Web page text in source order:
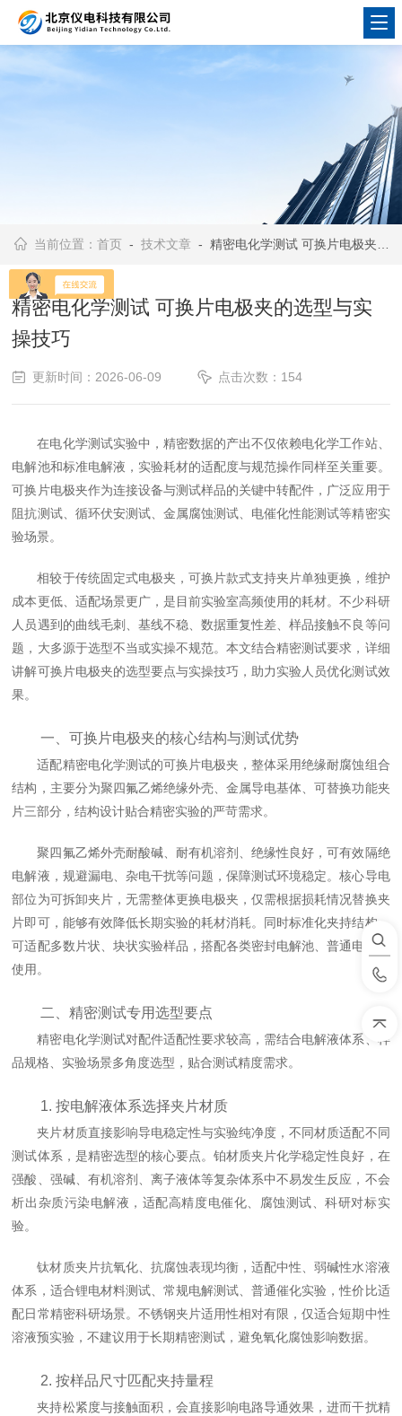
当前位置：首页 -技术文章 - 精密电化学测试 可换片电极夹的选型与实操技巧
精密电化学测试 可换片电极夹的选型与实
操技巧
更新时间：2026-06-09 点击次数：154
在电化学测试实验中，精密数据的产出不仅依赖电化学工作站、
电解池和标准电解液，实验耗材的适配度与规范操作同样至关重要。
可换片电极夹作为连接设备与测试样品的关键中转配件，广泛应用于
阻抗测试、循环伏安测试、金属腐蚀测试、电催化性能测试等精密实
验场景。
相较于传统固定式电极夹，可换片款式支持夹片单独更换，维护
成本更低、适配场景更广，是目前实验室高频使用的耗材。不少科研
人员遇到的曲线毛刺、基线不稳、数据重复性差、样品接触不良等问
题，大多源于选型不当或实操不规范。本文结合精密测试要求，详细
讲解可换片电极夹的选型要点与实操技巧，助力实验人员优化测试效
果。
一、可换片电极夹的核心结构与测试优势
适配精密电化学测试的可换片电极夹，整体采用绝缘耐腐蚀组合
结构，主要分为聚四氟乙烯绝缘外壳、金属导电基体、可替换功能夹
片三部分，结构设计贴合精密实验的严苛需求。
聚四氟乙烯外壳耐酸碱、耐有机溶剂、绝缘性良好，可有效隔绝
电解液，规避漏电、杂电干扰等问题，保障测试环境稳定。核心导电
部位为可拆卸夹片，无需整体更换电极夹，仅需根据损耗情况替换夹
片即可，能够有效降低长期实验的耗材消耗。同时标准化夹持结构，
可适配多数片状、块状实验样品，搭配各类密封电解池、普通电解池
使用。
二、精密测试专用选型要点
精密电化学测试对配件适配性要求较高，需结合电解液体系、样
品规格、实验场景多角度选型，贴合测试精度需求。
1. 按电解液体系选择夹片材质
夹片材质直接影响导电稳定性与实验纯净度，不同材质适配不同
测试体系，是精密选型的核心要点。铂材质夹片化学稳定性良好，在
强酸、强碱、有机溶剂、离子液体等复杂体系中不易发生反应，不会
析出杂质污染电解液，适配高精度电催化、腐蚀测试、科研对标实
验。
钛材质夹片抗氧化、抗腐蚀表现均衡，适配中性、弱碱性水溶液
体系，适合锂电材料测试、常规电解测试、普通催化实验，性价比适
配日常精密科研场景。不锈钢夹片适用性相对有限，仅适合短期中性
溶液预实验，不建议用于长期精密测试，避免氧化腐蚀影响数据。
2. 按样品尺寸匹配夹持量程
夹持松紧度与接触面积，会直接影响电路导通效果，进而干扰精